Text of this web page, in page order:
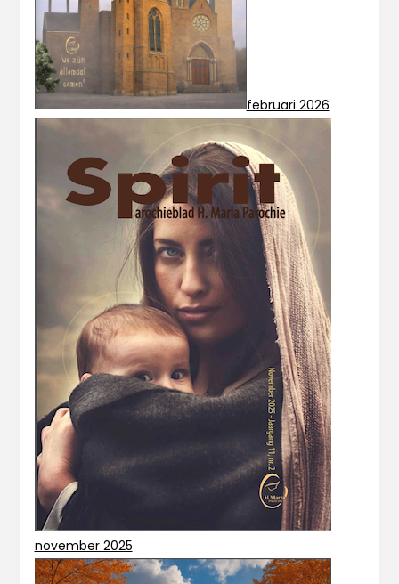
februari 2026
november 2025